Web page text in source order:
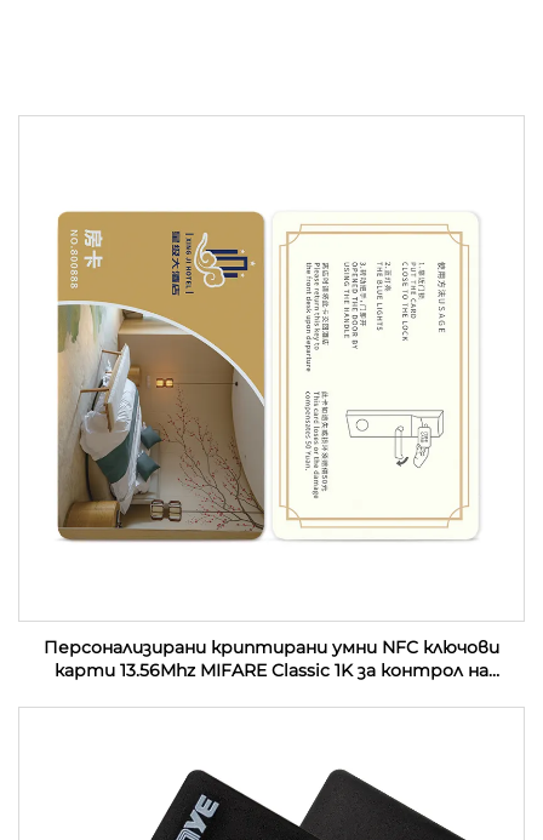
Персонализирани криптирани умни NFC ключови
карти 13.56Mhz MIFARE Classic 1K за контрол на